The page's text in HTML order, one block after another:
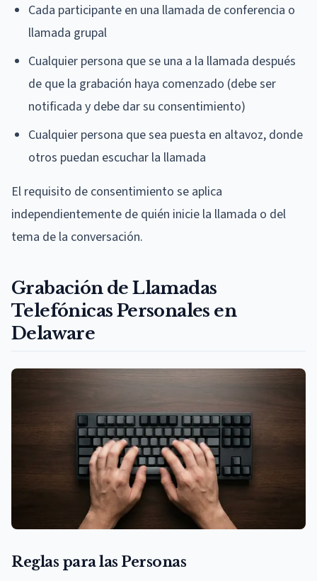
Cada participante en una llamada de conferencia o
llamada grupal
Cualquier persona que se una a la llamada después
de que la grabación haya comenzado (debe ser
notificada y debe dar su consentimiento)
Cualquier persona que sea puesta en altavoz, donde
otros puedan escuchar la llamada
El requisito de consentimiento se aplica
independientemente de quién inicie la llamada o del
tema de la conversación.
Grabación de Llamadas
Telefónicas Personales en
Delaware
Reglas para las Personas